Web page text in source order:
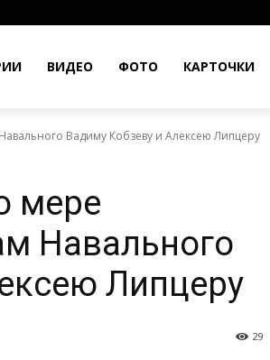
ВИДЕО ФОТО КАРТОЧКИ
Вадиму Кобзеву и Алексею Липцеру
мере
Навального
Липцеру
29